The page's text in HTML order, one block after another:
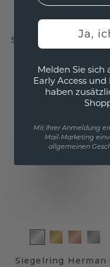
Siegelring
2.508,- €3.135,- €
Siegelring Herman
Ja,
Melden Sie sich
Early Access
haben
Mit Ihrer Anmeldung
Mail-Marketing
allgemeinen